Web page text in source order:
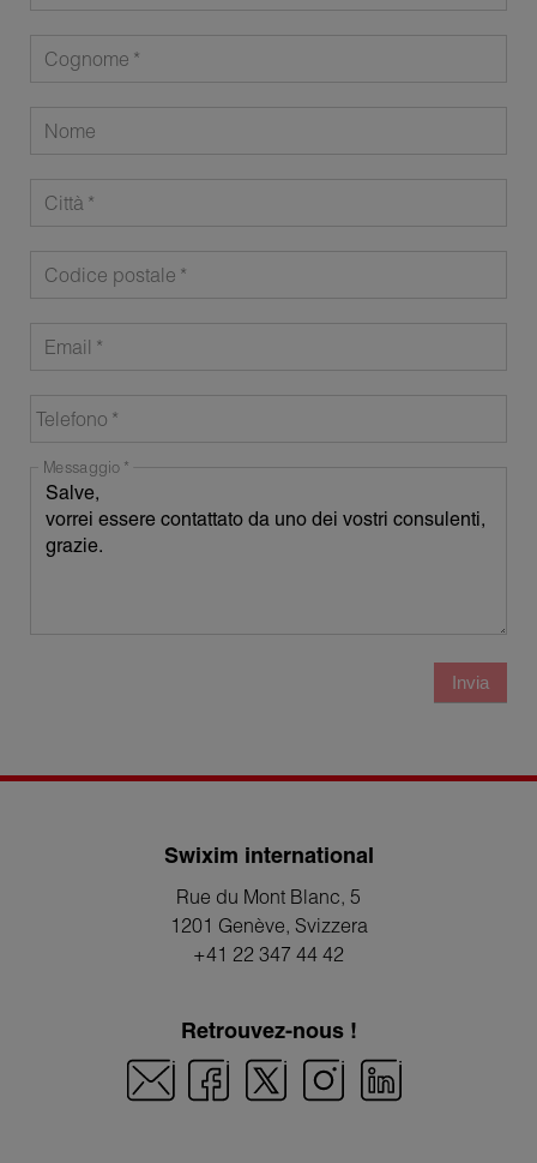
Cognome
Nome
Città
Codice postale
Email
Telefono
Messaggio
Invia
Swixim international
Rue du Mont Blanc, 5
1201 Genève, Svizzera
+41 22 347 44 42
Retrouvez-nous !